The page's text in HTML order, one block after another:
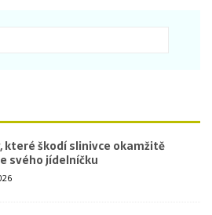
které škodí slinivce okamžitě
svého jídelníčku